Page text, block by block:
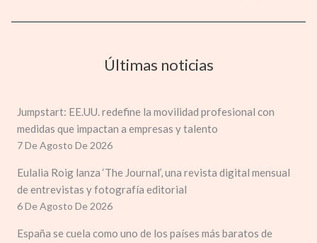
Últimas noticias
Jumpstart: EE.UU. redefine la movilidad profesional con
medidas que impactan a empresas y talento
7 De Agosto De 2026
Eulalia Roig lanza ‘The Journal’, una revista digital mensual
de entrevistas y fotografía editorial
6 De Agosto De 2026
España se cuela como uno de los países más baratos de